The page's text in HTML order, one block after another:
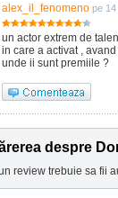
alex_il_fenomeno pe 14
un actor extrem de
in care a activat ,
unde ii sunt premiile ?
despre
review trebuie sa fii